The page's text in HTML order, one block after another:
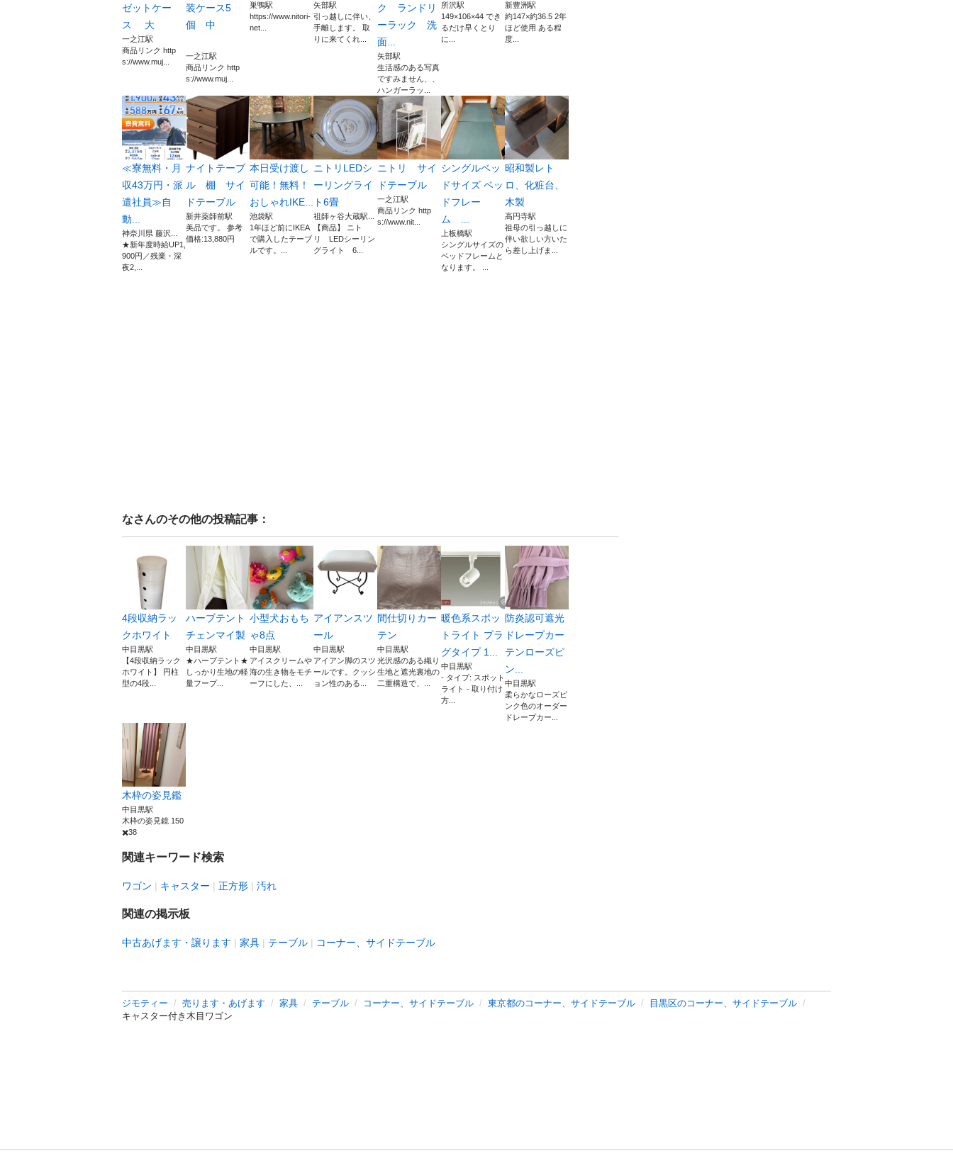
ゼットケー
ス 大
一之江駅
商品リンク http
s://www.muj...
装ケース5
個 中
一之江駅
商品リンク http
s://www.muj...
巣鴨駅
https://www.nitori-
net...
矢部駅
引っ越しに伴い、
手離します。 取
りに来てくれ...
ク ランドリ
ーラック 洗
面...
矢部駅
生活感のある写真
ですみません、、
ハンガーラッ...
所沢駅
149×106×44 でき
るだけ早くとり
に...
新豊洲駅
約147×約36.5 2年
ほど使用 ある程
度...
≪寮無料・月
収43万円・派
遣社員≫自
動...
神奈川県 藤沢...
★新年度時給UP1,
900円／残業・深
夜2,...
ナイトテーブ
ル 棚 サイ
ドテーブル
新井薬師前駅
美品です。 参考
価格:13,880円
本日受け渡し
可能！無料！
おしゃれIKE...
池袋駅
1年ほど前にIKEA
で購入したテーブ
ルです。...
ニトリLEDシ
ーリングライ
ト6畳
祖師ヶ谷大蔵駅...
【商品】 ニト
リ LEDシーリン
グライト 6...
ニトリ サイ
ドテーブル
一之江駅
商品リンク http
s://www.nit...
シングルベッ
ドサイズ ベッ
ドフレー
ム ...
上板橋駅
シングルサイズの
ベッドフレームと
なります。 ...
昭和製レト
ロ、化粧台、
木製
高円寺駅
祖母の引っ越しに
伴い欲しい方いた
ら差し上げま...
なさんのその他の投稿記事：
4段収納ラッ
クホワイト
中目黒駅
【4段収納ラック
ホワイト】 円柱
型の4段...
ハーブテント
チェンマイ製
中目黒駅
★ハーブテント★
しっかり生地の軽
量フープ...
小型犬おもち
ゃ8点
中目黒駅
アイスクリームや
海の生き物をモチ
ーフにした、...
アイアンスツ
ール
中目黒駅
アイアン脚のスツ
ールです。クッシ
ョン性のある...
間仕切りカー
テン
中目黒駅
光沢感のある織り
生地と遮光裏地の
二重構造で、...
暖色系スポッ
トライト プラ
グタイプ 1...
中目黒駅
- タイプ: スポット
ライト - 取り付け
方...
防炎認可遮光
ドレープカー
テンローズピ
ン...
中目黒駅
柔らかなローズピ
ンク色のオーダー
ドレープカー...
木枠の姿見鑑
中目黒駅
木枠の姿見鏡 150
✖️38
関連キーワード検索
ワゴン キャスター 正方形 汚れ
関連の掲示板
中古あげます・譲ります 家具 テーブル コーナー、サイドテーブル
ジモティー 売ります・あげます 家具 テーブル コーナー、サイドテーブル 東京都のコーナー、サイドテーブル
目黒区のコーナー、サイドテーブル
キャスター付き木目ワゴン